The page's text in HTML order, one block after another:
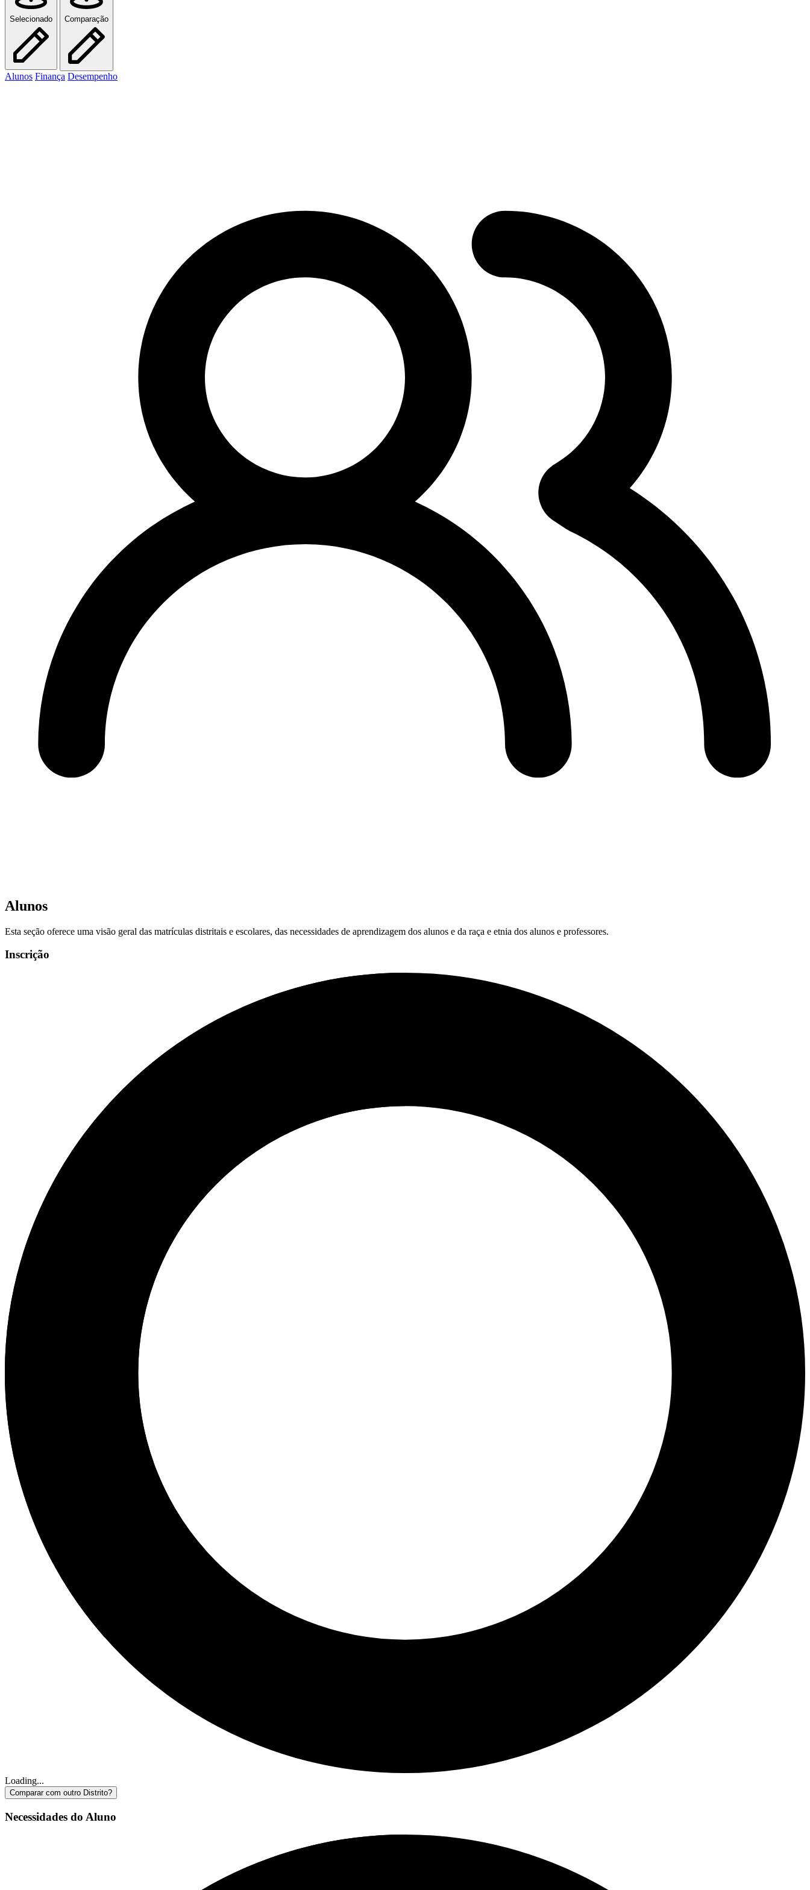
Selecionado Comparação
Alunos Finança Desempenho
Alunos
Esta seção oferece uma visão geral das matrículas distritais e escolares, das necessidades de aprendizagem dos alunos e da raça e etnia dos alunos e professores.
Inscrição
Loading...
Comparar com outro Distrito?
Necessidades do Aluno